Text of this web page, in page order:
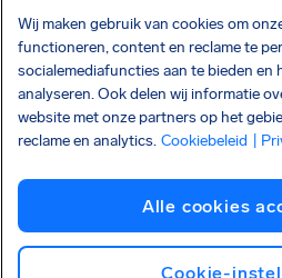
DOWNLOAD ONZE
Privacybeleid Cookies
Shai-Hulud supply chain-aanval
Wij maken gebruik van cookies om
functioneren, content en reclame te
socialemediafuncties aan te bieden en
analyseren. Ook delen wij informatie
website met onze partners op het
reclame en analytics. Cookiebeleid |
Alle cookies
Cookie-